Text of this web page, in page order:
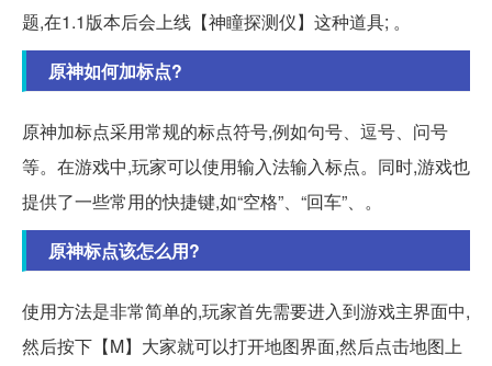
题,在1.1版本后会上线【神瞳探测仪】这种道具; 。
原神如何加标点?
原神加标点采用常规的标点符号,例如句号、逗号、问号
等。在游戏中,玩家可以使用输入法输入标点。同时,游戏也
提供了一些常用的快捷键,如“空格”、“回车”、。
原神标点该怎么用?
使用方法是非常简单的,玩家首先需要进入到游戏主界面中,
然后按下【M】大家就可以打开地图界面,然后点击地图上